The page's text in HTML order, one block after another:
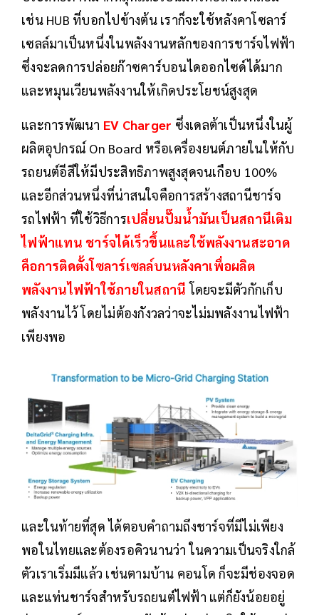
เช่น HUB ที่บอกไปข้างต้น เราก็จะใช้หลังคาโซลาร์
เซลล์มาเป็นหนึ่งในพลังงานหลักของการชาร์จไฟฟ้า
ซึ่งจะลดการปล่อยก๊าซคาร์บอนไดออกไซด์ได้มาก
และหมุนเวียนพลังงานให้เกิดประโยชน์สูงสุด
และการพัฒนา EV Charger ซึ่งเดลต้าเป็นหนึ่งในผู้
ผลิตอุปกรณ์ On Board หรือเครื่องยนต์ภายในให้กับ
รถยนต์อีสีให้มีประสิทธิภาพสูงสุดจนเกือบ 100%
และอีกส่วนหนึ่งที่น่าสนใจคือการสร้างสถานีชาร์จ
รถไฟฟ้า ที่ใช้วิธีการเปลี่ยนปั๊มน้ำมันเป็นสถานีเติม
ไฟฟ้าแทน ชาร์จได้เร็วขึ้นและใช้พลังงานสะอาด
คือการติดตั้งโซลาร์เซลล์บนหลังคาเพื่อผลิต
พลังงานไฟฟ้าใช้ภายในสถานีโดยจะมีตัวกักเก็บ
พลังงานไว้ โดยไม่ต้องกังวลว่าจะไม่มพลังงานไฟฟ้า
เพียงพอ
และในท้ายที่สุด ได้ตอบคำถามถึงชาร์จที่มีไม่เพียง
พอในไทยและต้องรอคิวนานว่า ในความเป็นจริงใกล้
ตัวเราเริ่มมีแล้ว เช่นตามบ้าน คอนโด ก็จะมีช่องจอด
และแท่นชาร์จสำหรับรถยนต์ไฟฟ้า แต่ก็ยังน้อยอยู่